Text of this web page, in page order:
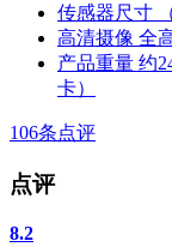
传感器尺寸
高清摄像 全
产品重量 约
卡）
106条点评
点评
8.2